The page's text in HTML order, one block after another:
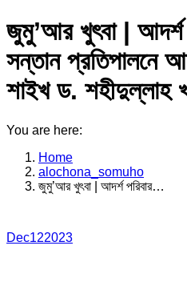
জুমু’আর খুৎবা | আদর্শ
সন্তান প্রতিপালনে
শাইখ ড. শহীদুল্লাহ
You are here:
Home
alochona_somuho
জুমু’আর খুৎবা | আদর্শ পরিবার…
Dec122023